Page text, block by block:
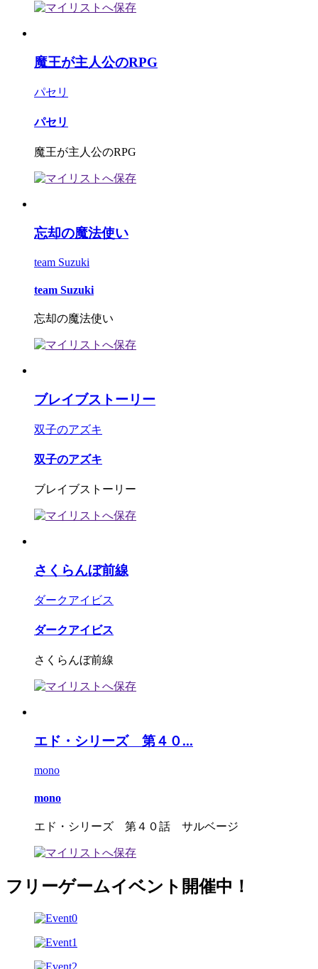
魔王が主人公のRPG
パセリ
パセリ
魔王が主人公のRPG
忘却の魔法使い
team Suzuki
team Suzuki
忘却の魔法使い
ブレイブストーリー
双子のアズキ
双子のアズキ
ブレイブストーリー
さくらんぼ前線
ダークアイビス
ダークアイビス
さくらんぼ前線
エド・シリーズ 第４０...
mono
mono
エド・シリーズ 第４０話 サルベージ
フリーゲームイベント開催中！